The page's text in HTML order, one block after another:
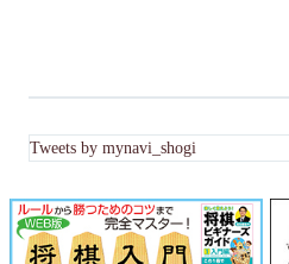
Tweets by mynavi_shogi